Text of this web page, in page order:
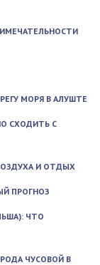
МОРЯ В АЛУШТЕ
СХОДИТЬ С
И ОТДЫХ
ПРОГНОЗ
ЧТО
ЧУСОВОЙ В